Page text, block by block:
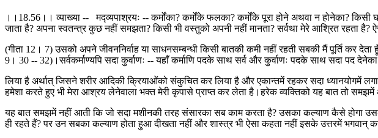
।।18.56।। व्याख्या -- मद्व्यपाश्रयः -- कर्मोंका? कर्मोंके फलका? कर्मोंके पूरा होने अथवा न होनेका?
जाता है? अपना स्वतन्त्र कुछ नहीं समझता? किसी भी वस्तुको अपनी नहीं मानता? सर्वथा मेरे आश्रित रहता
(गीता 12। 7) उसको अपने जीवननिर्वाह या साधनसम्बन्धी किसी बातकी कमी नहीं रहती सबकी मैं पूर्ति कर
9। 30 -- 32)।सर्वकर्माण्यपि सदा कुर्वाणः -- यहाँ कर्माणि पदके साथ सर्व और कुर्वाणः पदके साथ सदा पद
लिया है अर्थात् जिसने शरीर आदिकी क्रियाओंको संकुचित कर लिया है और एकान्तमें रहकर सदा ध्यानयोगमें लगा
हमेशा करते हुए भी मेरा आश्रय लेनेवाला भक्त मेरी कृपासे प्राप्त कर लेता है।हरेक व्यक्तिको यह बात तो
यह बात समझमें नहीं आती कि जो सदा मशीनकी तरह संसारका सब काम करता है? उसका कल्याण कैसे होगा
ही रहते हैं? पर उन सबका कल्याण होता हुआ दीखता नहीं और शास्त्र भी ऐसा कहता नहीं इसके उत्तरमें